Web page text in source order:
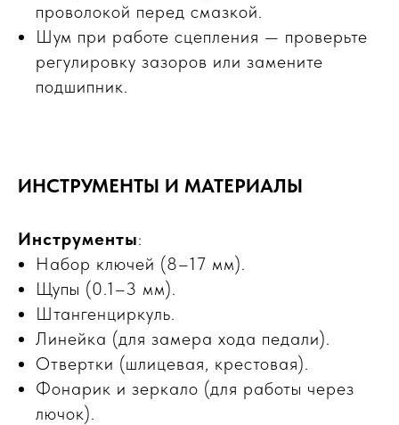
проволокой перед смазкой.
Шум при работе сцепления — проверьте
регулировку зазоров или замените
подшипник.
ИНСТРУМЕНТЫ И МАТЕРИАЛЫ
Инструменты:
Набор ключей (8–17 мм).
Щупы (0.1–3 мм).
Штангенциркуль.
Линейка (для замера хода педали).
Отвертки (шлицевая, крестовая).
Фонарик и зеркало (для работы через
лючок).